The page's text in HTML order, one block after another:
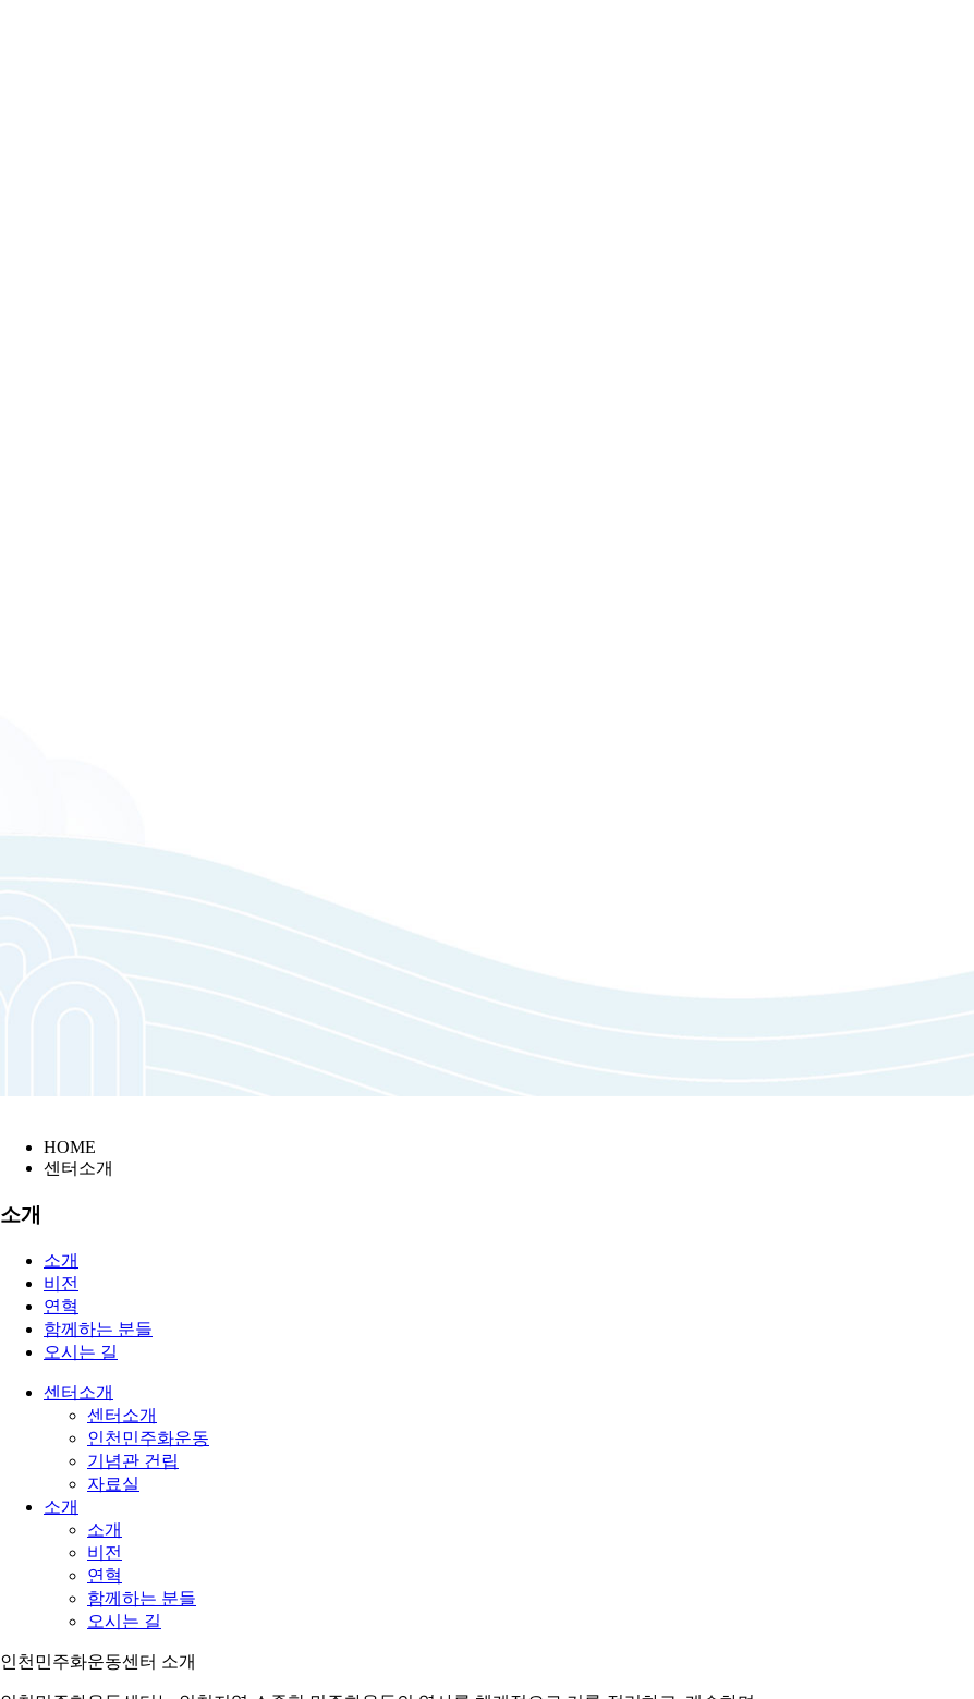
HOME
센터소개
소개
소개
비전
연혁
함께하는 분들
오시는 길
센터소개
센터소개
인천민주화운동
기념관 건립
자료실
소개
소개
비전
연혁
함께하는 분들
오시는 길
인천민주화운동센터 소개